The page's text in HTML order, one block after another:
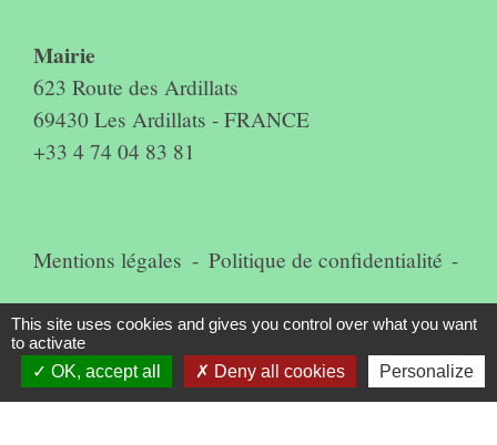
Mairie
623 Route des Ardillats
69430 Les Ardillats - FRANCE
+33 4 74 04 83 81
Mentions légales - Politique de confidentialité -
Accessibilité - Plan du site -
Gestion des cookies
This site uses cookies and gives you control over what you want
to activate
OK, accept all
Deny all cookies Personalize